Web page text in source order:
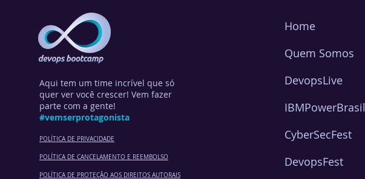
Aqui tem um time incrível que só
quer ver você crescer! Vem fazer
parte com a gente!
#vemserprotagonista
POLÍTICA DE PRIVACIDADE
POLÍTICA DE CANCELAMENTO E REEMBOLSO
POLÍTICA DE PROTEÇÃO AOS DIREITOS AUTORAIS
Home
Quem Somos
DevopsLive
IBMPowerBrasil
CyberSecFest
DevopsFest